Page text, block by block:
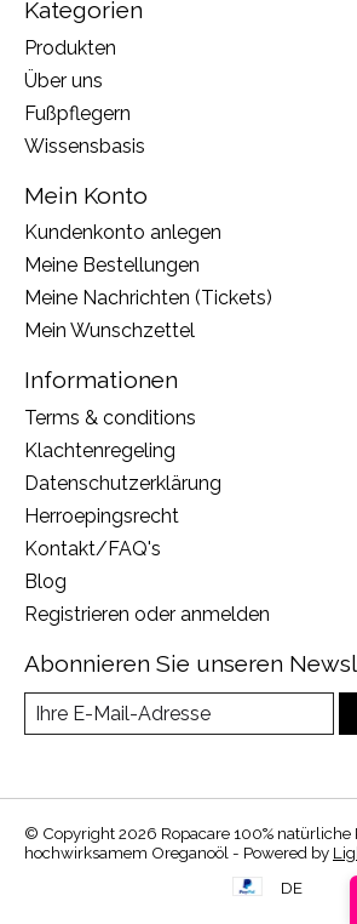
Kategorien
Produkten
Über uns
Fußpflegern
Wissensbasis
Mein Konto
Kundenkonto anlegen
Meine Bestellungen
Meine Nachrichten (Tickets)
Mein Wunschzettel
Informationen
Terms & conditions
Klachtenregeling
Datenschutzerklärung
Herroepingsrecht
Kontakt/FAQ's
Blog
Registrieren oder anmelden
Abonnieren Sie unseren
© Copyright 2026 Ropacare 100% natürliche
hochwirksamem Oreganoöl - Powered by
DE